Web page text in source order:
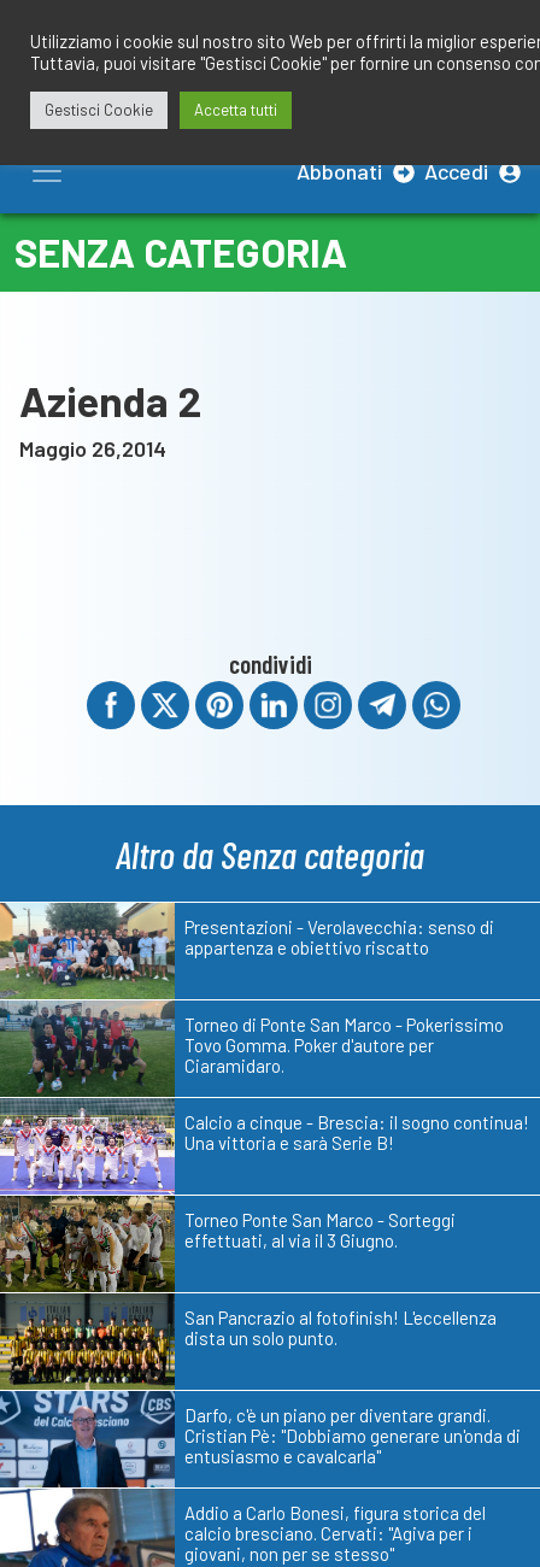
contenuto
Abbonati Accedi
SENZA CATEGORIA
Azienda 2
Maggio 26,2014
condividi
Altro da Senza categoria
Presentazioni - Verolavecchia: senso di
appartenza e obiettivo riscatto
Torneo di Ponte San Marco - Pokerissimo
Tovo Gomma. Poker d'autore per
Ciaramidaro.
Calcio a cinque - Brescia: il sogno continua!
Una vittoria e sarà Serie B!
Torneo Ponte San Marco - Sorteggi
effettuati, al via il 3 Giugno.
San Pancrazio al fotofinish! L'eccellenza
dista un solo punto.
Darfo, c'è un piano per diventare grandi.
Cristian Pè: "Dobbiamo generare un'onda di
entusiasmo e cavalcarla"
Addio a Carlo Bonesi, figura storica del
calcio bresciano. Cervati: "Agiva per i
giovani, non per se stesso"
Utilizziamo i cookie sul nostro sito Web per offrirti la miglior
Tuttavia, puoi visitare "Gestisci Cookie" per fornire un consenso
Gestisci Cookie Accetta tutti